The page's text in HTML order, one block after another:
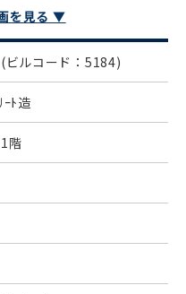
を見る ▼
(ビルコード：5184)
ｰﾄ造
階